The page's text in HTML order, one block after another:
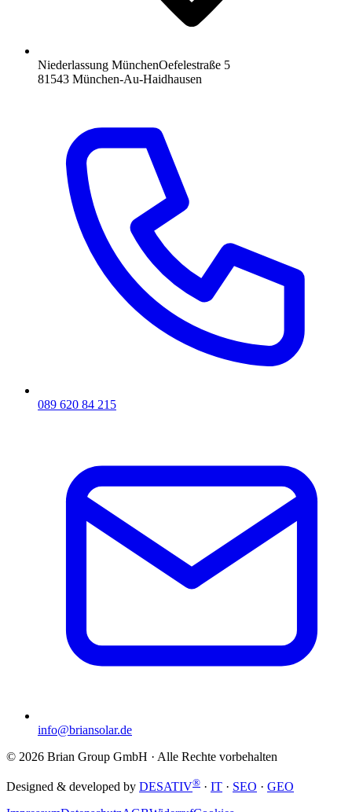
Niederlassung MünchenOefelestraße 5
81543 München-Au-Haidhausen
089 620 84 215
info@briansolar.de
© 2026 Brian Group GmbH · Alle Rechte vorbehalten
Designed & developed by DESATIV® · IT · SEO · GEO